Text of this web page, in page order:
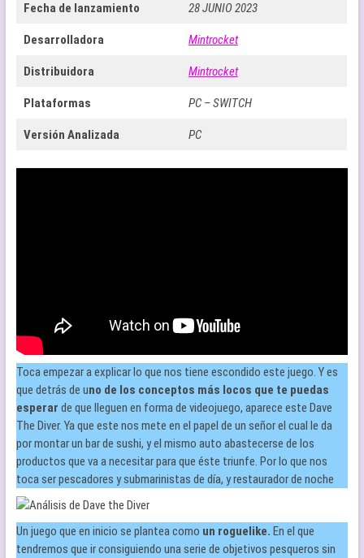
Fecha de lanzamiento 28 JUNIO 2023
Desarrolladora Mintrocket
Distribuidora Mintrocket
Plataformas PC – SWITCH
Versión Analizada PC
Toca empezar a explicar lo que nos tiene escondido este juego. Y es
que detrás de uno de los conceptos más locos que te puedas
esperar de que lleguen en forma de videojuego, aparece este Dave
The Diver. Ya que este nos mete en el papel de un señor el cual le da
por montar un bar de sushi, y el mismo auto abastecerse de los
productos que va a necesitar para que éste triunfe. Por lo que nos
toca ser pescadores y submarinistas de día, y restaurador de noche
Un juego que en inicio se plantea como un roguelike. En el que
tendremos que ir consiguiendo una serie de objetivos pesqueros sin